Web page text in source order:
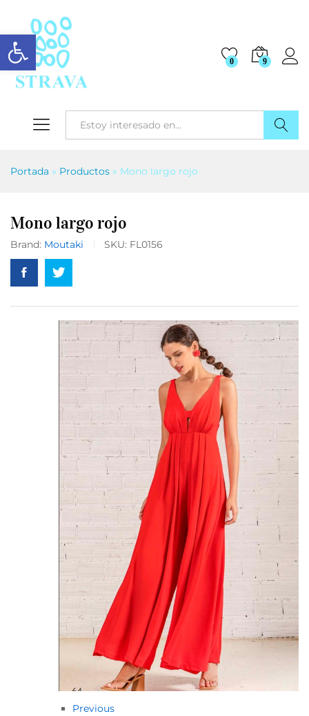
Abrir barra de herramientas
0 9
Portada » Productos » Mono largo rojo
Mono largo rojo
Brand: Moutaki SKU: FL0156
Previous